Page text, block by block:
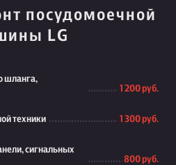
посудомоечной
LG
шланга,
1 200 руб.
техники 1 300 руб.
сигнальных
800 руб.